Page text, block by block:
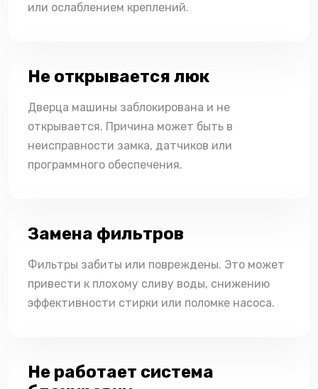
или ослаблением креплений.
Не открывается люк
Дверца машины заблокирована и не
открывается. Причина может быть в
неисправности замка, датчиков или
программного обеспечения.
Замена фильтров
Фильтры забиты или повреждены. Это может
привести к плохому сливу воды, снижению
эффективности стирки или поломке насоса.
Не работает система